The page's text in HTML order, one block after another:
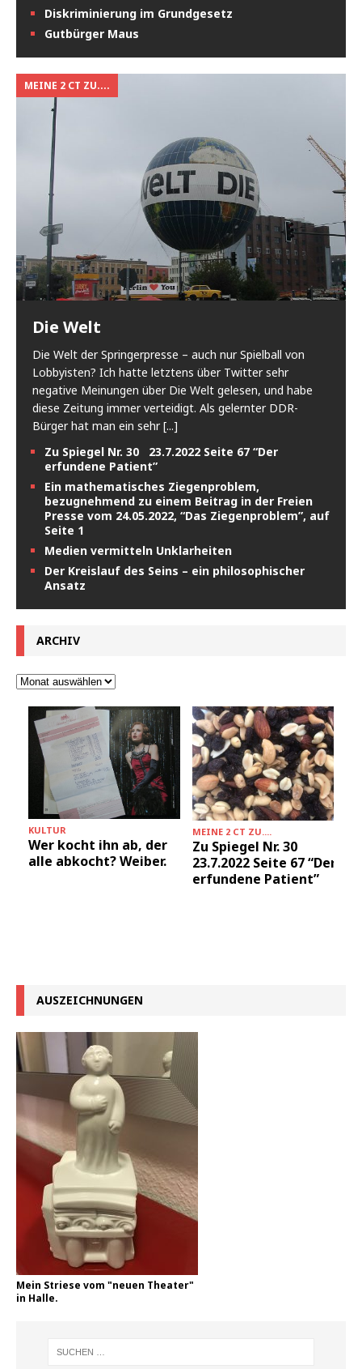
Diskriminierung im Grundgesetz
Gutbürger Maus
MEINE 2 CT ZU....
Die Welt
Die Welt der Springerpresse – auch nur Spielball von
Lobbyisten? Ich hatte letztens über Twitter sehr
negative Meinungen über Die Welt gelesen, und habe
diese Zeitung immer verteidigt. Als gelernter DDR-
Bürger hat man ein sehr[...]
Zu Spiegel Nr. 30 23.7.2022 Seite 67 “Der
erfundene Patient”
Ein mathematisches Ziegenproblem,
bezugnehmend zu einem Beitrag in der Freien
Presse vom 24.05.2022, “Das Ziegenproblem”, auf
Seite 1
Medien vermitteln Unklarheiten
Der Kreislauf des Seins – ein philosophischer
Ansatz
ARCHIV
KULTUR
Wer kocht ihn ab, der
alle abkocht? Weiber.
MEINE 2 CT ZU....
Zu Spiegel Nr. 30
23.7.2022 Seite 67 “Der
erfundene Patient”
AUSZEICHNUNGEN
Mein Striese vom "neuen Theater"
in Halle.